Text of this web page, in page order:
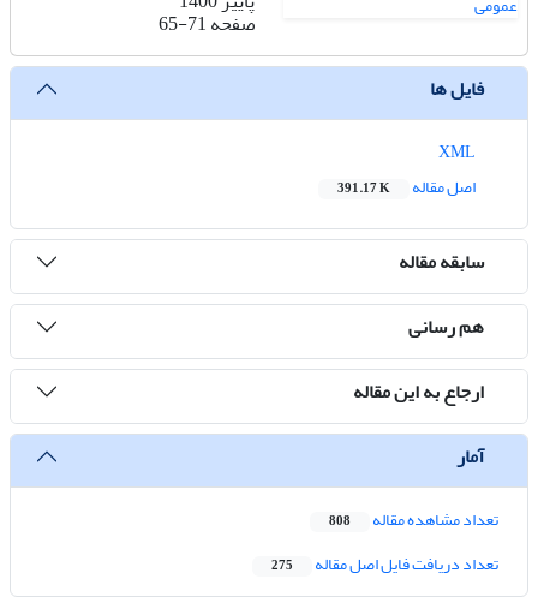
صفحه65-71
فایل ها
اصل مقاله
391.17 K
سابقه مقاله
هم رسانی
ارجاع به این مقاله
آمار
تعداد مشاهده مقاله 808
تعداد دریافت فایل اصل مقاله 275